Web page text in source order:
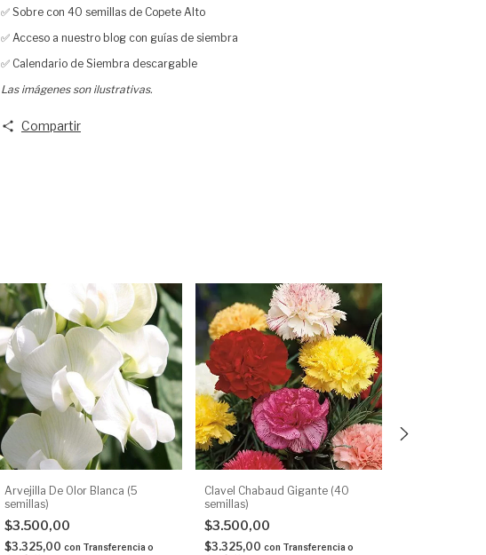
✅ Sobre con 40 semillas de Copete Alto
✅ Acceso a nuestro blog con guías de siembra
✅ Calendario de Siembra descargable
Las imágenes son ilustrativas.
Compartir
Arvejilla De Olor Blanca (5
semillas)
$3.500,00
$3.325,00 con Transferencia o
Clavel Chabaud Gigante (40
semillas)
$3.500,00
$3.325,00 con Transferencia o